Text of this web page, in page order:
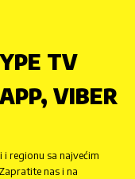
TV
VIBER
regionu sa najvećim
nas i na